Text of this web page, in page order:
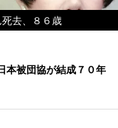
去、８６歳
本被団協が結成７０年